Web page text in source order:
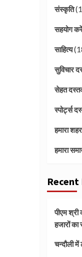
संस्कृति
सहयोग
साहित्य
सुविचार
सेहत
स्पोर्ट्स
हमारा
हमारा
Recent
पीएम श्री
हजारों का
चन्दौली में